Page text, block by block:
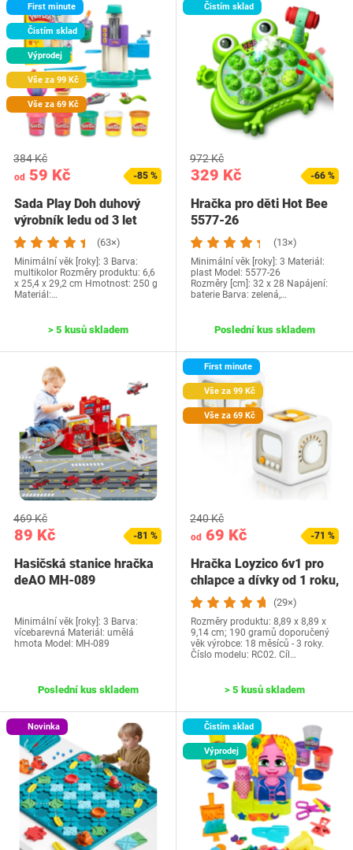
First minute
Čistím sklad
Výprodej
Vše za 99 Kč
Vše za 69 Kč
od 59 Kč
384 Kč
-85 %
Sada Play Doh duhový
výrobník ledu od 3 let
(63×)
Minimální věk [roky]: 3 Barva:
multikolor Rozměry produktu: 6,6
x 25,4 x 29,2 cm Hmotnost: 250 g
Materiál:…
> 5 kusů skladem
Čistím sklad
329 Kč
972 Kč
-66 %
Hračka pro děti Hot Bee
5577-26
(13×)
Minimální věk [roky]: 3 Materiál:
plast Model: 5577-26
Rozměry [cm]: 32 x 28 Napájení:
baterie Barva: zelená,…
Poslední kus skladem
89 Kč
469 Kč
-81 %
Hasičská stanice hračka
deAO MH-089
Minimální věk [roky]: 3 Barva:
vícebarevná Materiál: umělá
hmota Model: ‎MH-089
Poslední kus skladem
First minute
Vše za 99 Kč
Vše za 69 Kč
od 69 Kč
240 Kč
-71 %
Hračka Loyzico 6v1 pro
chlapce a dívky od 1 roku,
…
(29×)
Rozměry produktu: 8,89 x 8,89 x
9,14 cm; 190 gramů doporučený
věk výrobce: 18 měsíců - 3 roky.
Číslo modelu: RC02. Cíl…
> 5 kusů skladem
Novinka Čistím sklad
Výprodej